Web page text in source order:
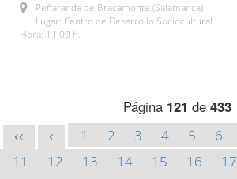
Peñaranda de Bracamonte (Salamanca)
Lugar: Centro de Desarrollo Sociocultural
Hora: 11:00 h.
Página 121 de 433
<< < 1 2 3 4 5 6
11
12 13 14 15 16 17